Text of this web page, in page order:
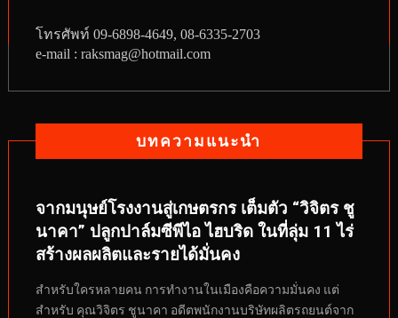
โทรศัพท์ 09-6898-4649, 08-6335-2703
e-mail : raksmag@hotmail.com
บทความแนะนำ
จากมนุษย์โรงงานสู่เกษตรกร เต็มตัว “วิจิตร ชู
นาคา” ปลูกปาล์มซีพีไอ ไฮบริด ในที่ลุ่ม 11 ไร่
สร้างผลผลิตและรายได้มั่นคง
สำหรับใครหลายคน การทำงานในเมืองคือความมั่นคง แต่
สำหรับ คุณวิจิตร ชูนาคา อดีตพนักงานบริษัทผลิตรถยนต์จาก